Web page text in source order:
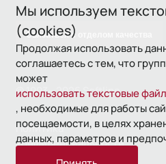
Мы используем
(cookies)
Продолжая использовать
соглашаетесь с тем, что
может
использовать текстовые
, необходимые для работы
посещаемости, в целях
данных, параметров и
Связаться с отделом качества
© 1993—2026 Softline
Политика
конфиденциальности